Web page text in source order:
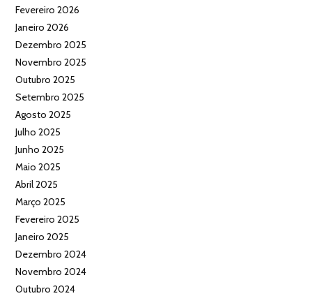
Fevereiro 2026
Janeiro 2026
Dezembro 2025
Novembro 2025
Outubro 2025
Setembro 2025
Agosto 2025
Julho 2025
Junho 2025
Maio 2025
Abril 2025
Março 2025
Fevereiro 2025
Janeiro 2025
Dezembro 2024
Novembro 2024
Outubro 2024